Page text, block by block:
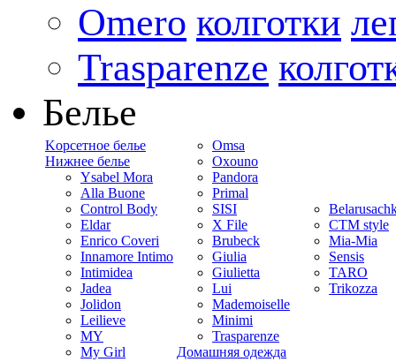
Omero колготки
Trasparenze
Белье
Kорсетное белье
Нижнее белье
Ysabel Mora
Alla Buone
Control Body
Eldar
Enrico Coveri
Innamore Intimo
Intimidea
Jadea
Jolidon
Leilieve
MY
My Girl
Omsa
Oxouno
Pandora
Primal
SISI
X File
Brubeck
Giulia
Giulietta
Lui
Mademoiselle
Minimi
Trasparenze
Домашняя одежда
CTM style
Mia-Mia
Sensis
TARO
Trikozza